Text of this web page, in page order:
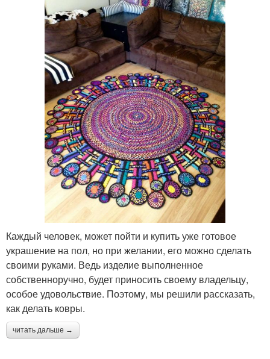
Каждый человек, может пойти и купить уже готовое
украшение на пол, но при желании, его можно сделать
своими руками. Ведь изделие выполненное
собственноручно, будет приносить своему владельцу,
особое удовольствие. Поэтому, мы решили рассказать,
как делать ковры.
читать дальше →